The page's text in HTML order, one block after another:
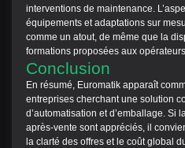
interventions de maintenance.
équipements et adaptations sur
comme un atout, de même que la
formations proposées aux opérateurs.
Conclusion
En résumé, Euromatik apparaît
entreprises cherchant une solution
d’automatisation et d’emballage. Si
après‑vente sont appréciés, il
la clarté des offres et le coût global